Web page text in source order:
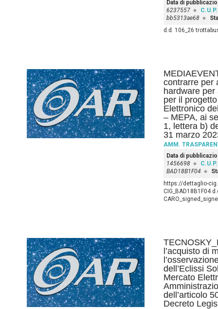
Data di
6237557
C.U.P.
bb5313ae68
d.d. 106_26
contrarre per
hardware
per il
Elettronico
– MEPA, ai
1, lettera b)
31 marzo
AMM.
Data di
1456698
C.U.P.
BAD18B1F04
https://dettaglio-
CIG_BAD18B1F04
l’acquisto di
dell’Eclissi
Mercato
dell’articolo
Decreto